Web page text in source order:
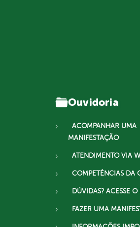
Ouvidoria
ACOMPANHAR UMA
MANIFESTAÇÃO
ATENDIMENTO VIA
COMPETÊNCIAS DA
DÚVIDAS? ACESSE O
FAZER UMA